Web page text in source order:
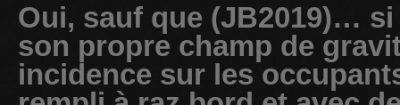
Oui, sauf que (JB2019)…
son propre champ de
incidence sur les